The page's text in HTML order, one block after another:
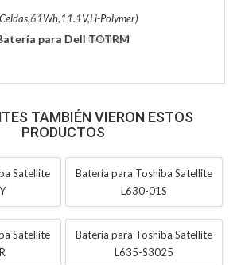
Polymer)
para Dell TOTRM
TAMBIÉN VIERON ESTOS
PRODUCTOS
Satellite
Batería para Toshiba Satellite
L630-01S
Satellite
Batería para Toshiba Satellite
L635-S3025